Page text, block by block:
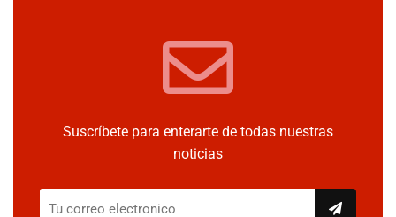
Suscríbete para enterarte de todas nuestras
noticias